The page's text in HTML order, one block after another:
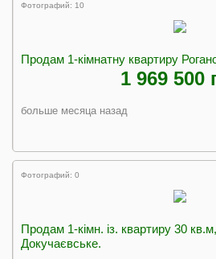
Фотографий: 10
Продам 1-кімнатну квартиру
1 969 500
больше месяца назад
Фотографий: 0
Продам 1-кімн. iз. квартиру 30
Докучаєвське.